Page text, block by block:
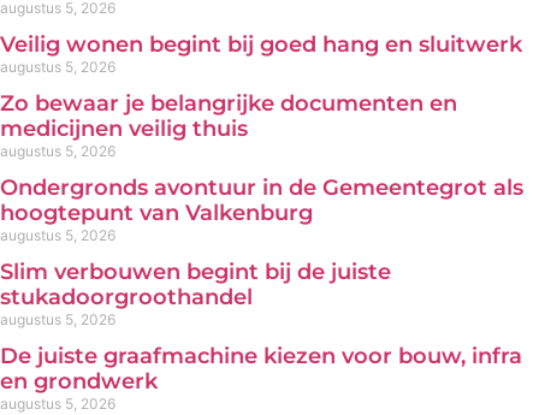
augustus 5, 2026
Veilig wonen begint bij goed hang en sluitwerk
augustus 5, 2026
Zo bewaar je belangrijke documenten en
medicijnen veilig thuis
augustus 5, 2026
Ondergronds avontuur in de Gemeentegrot als
hoogtepunt van Valkenburg
augustus 5, 2026
Slim verbouwen begint bij de juiste
stukadoorgroothandel
augustus 5, 2026
De juiste graafmachine kiezen voor bouw, infra
en grondwerk
augustus 5, 2026